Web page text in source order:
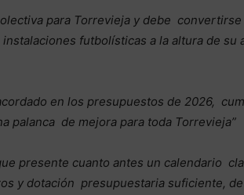
para Torrevieja y debe
futbolísticas a la altura de su
en los presupuestos de 2026,
palanca de mejora para toda Torrevieja”
presente cuanto antes un calendario
y dotación presupuestaria suficiente,